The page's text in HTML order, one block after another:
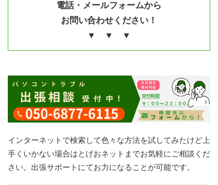
電話・メールフォームから
お問い合わせください！
▼ ▼ ▼
インターネットで検索して色々な方法を試してみたけど上
手くいかない場合はとげおネットまでお気軽にご相談くだ
さい。出張サポートにてお力になることが可能です。